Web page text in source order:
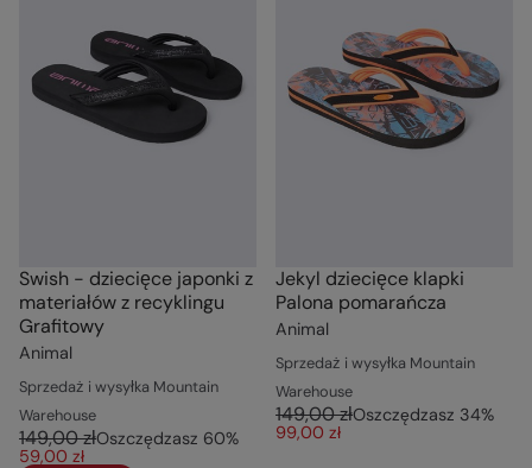
Swish - dziecięce japonki z
materiałów z recyklingu
Grafitowy
Animal
Sprzedaż i wysyłka Mountain
Warehouse
149,00 złOszczędzasz 60%
59,00 zł
Jekyl dziecięce klapki
Palona pomarańcza
Animal
Sprzedaż i wysyłka Mountain
Warehouse
149,00 złOszczędzasz 34%
99,00 zł